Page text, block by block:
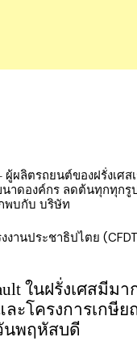
ผู้ผลิตรถยนต์ของฝรั่งเ
าดองค์กร ลดต้นทุกทุก
พบกับ บริษัท
งานประชาธิปไตย
ในฝรั่งเศสมีม
ะโครงการเกษี
นพฤหัสบดี